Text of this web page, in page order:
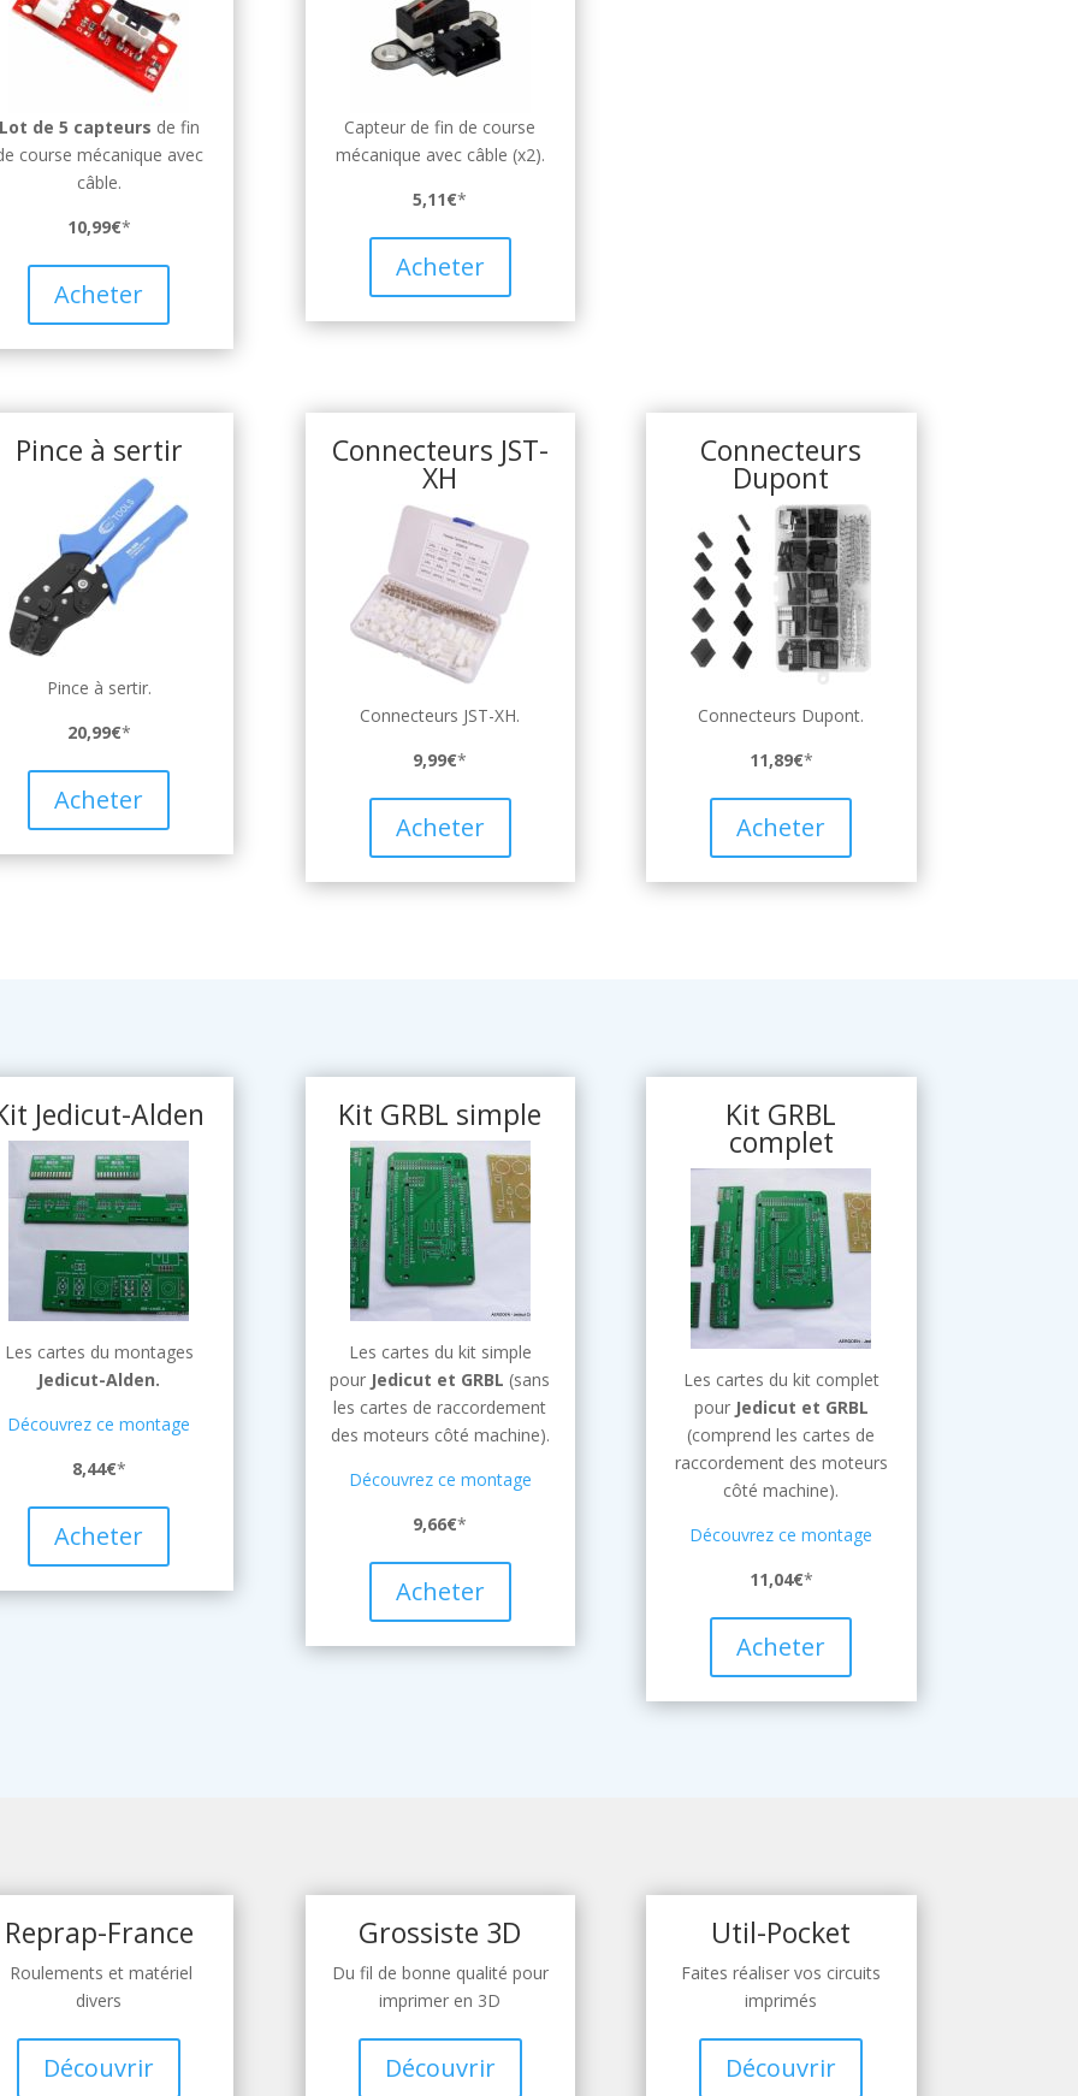
de 5 capteurs de fin
course mécanique avec
câble.
10,99€*
Acheter
Capteur de fin de course
mécanique avec câble (x2).
5,11€*
Acheter
Pince à sertir
Pince à sertir.
20,99€*
Acheter
Connecteurs JST-
XH
Connecteurs JST-XH.
9,99€*
Acheter
Connecteurs
Dupont
Connecteurs Dupont.
11,89€*
Acheter
Jedicut-Alden
Les cartes du montages
Jedicut-Alden.
Découvrez ce montage
8,44€*
Acheter
Kit GRBL simple
Les cartes du kit simple
pour Jedicut et GRBL (sans
les cartes de raccordement
des moteurs côté machine).
Découvrez ce montage
9,66€*
Acheter
Kit GRBL
complet
Les cartes du kit complet
pourJedicut et GRBL
(comprend les cartes de
raccordement des moteurs
côté machine).
Découvrez ce montage
11,04€*
Acheter
Reprap-France
Roulements et matériel
divers
Découvrir
Grossiste 3D
Du fil de bonne qualité pour
imprimer en 3D
Découvrir
Util-Pocket
Faites réaliser vos circuits
imprimés
Découvrir